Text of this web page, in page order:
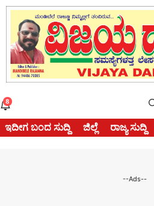
Skip
content
8
ಇದೀಗ ಬಂದ ಸುದ್ದಿ ಜಿಲ್ಲೆ ರಾಜ್ಯ ಸುದ್ದಿ
--Ads--